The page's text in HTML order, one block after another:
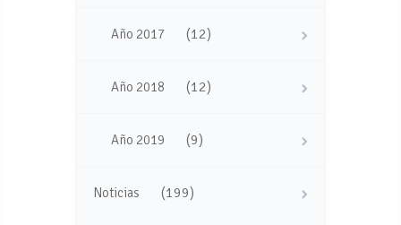
Año 2017 (12)
Año 2018 (12)
Año 2019 (9)
Noticias (199)